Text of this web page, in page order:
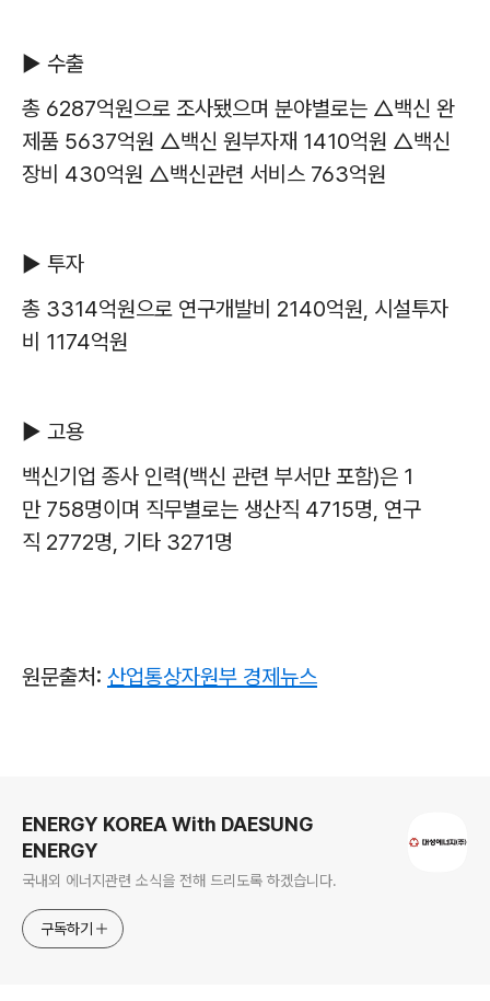
▶ 수출
총 6287억원으로 조사됐으며 분야별로는 △백신 완
제품 5637억원 △백신 원부자재 1410억원 △백신
장비 430억원 △백신관련 서비스 763억원
▶ 투자
총 3314억원으로 연구개발비 2140억원, 시설투자
비 1174억원
▶ 고용
백신기업 종사 인력(백신 관련 부서만 포함)은 1
만 758명이며 직무별로는 생산직 4715명, 연구
직 2772명, 기타 3271명
원문출처: 산업통상자원부 경제뉴스
ENERGY KOREA With DAESUNG
ENERGY
국내외 에너지관련 소식을 전해 드리도록 하겠습니다.
구독하기